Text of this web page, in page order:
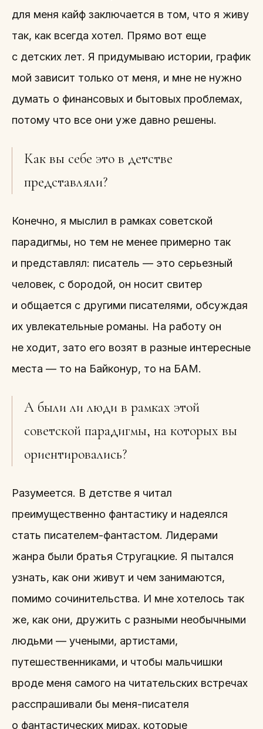
для меня кайф заключается в том, что я живу
так, как всегда хотел. Прямо вот еще
с детских лет. Я придумываю истории, график
мой зависит только от меня, и мне не нужно
думать о финансовых и бытовых проблемах,
потому что все они уже давно решены.
Как вы себе это в детстве
представляли?
Конечно, я мыслил в рамках советской
парадигмы, но тем не менее примерно так
и представлял: писатель — это серьезный
человек, с бородой, он носит свитер
и общается с другими писателями, обсуждая
их увлекательные романы. На работу он
не ходит, зато его возят в разные интересные
места — то на Байконур, то на БАМ.
А были ли люди в рамках этой
советской парадигмы, на которых вы
ориентировались?
Разумеется. В детстве я читал
преимущественно фантастику и надеялся
стать писателем-фантастом. Лидерами
жанра были братья Стругацкие. Я пытался
узнать, как они живут и чем занимаются,
помимо сочинительства. И мне хотелось так
же, как они, дружить с разными необычными
людьми — учеными, артистами,
путешественниками, и чтобы мальчишки
вроде меня самого на читательских встречах
расспрашивали бы меня-писателя
о фантастических мирах, которые